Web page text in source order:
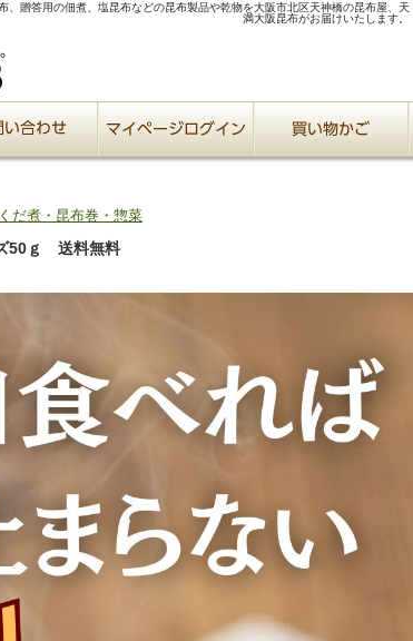
、贈答用の佃煮、塩昆布などの昆布製品や乾物を大阪市北区天神橋の昆布屋、天
満大阪昆布がお届けいたします。
だ煮・昆布巻・惣菜
50ｇ 送料無料